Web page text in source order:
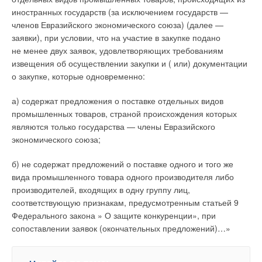
иностранных государств (за исключением государств —
членов Евразийского экономического союза) (далее —
заявки), при условии, что на участие в закупке подано
не менее двух заявок, удовлетворяющих требованиям
извещения об осуществлении закупки и ( или) документации
о закупке, которые одновременно:
а) содержат предложения о поставке отдельных видов
промышленных товаров, страной происхождения которых
являются только государства — члены Евразийского
экономического союза;
б) не содержат предложений о поставке одного и того же
вида промышленного товара одного производителя либо
производителей, входящих в одну группу лиц,
соответствующую признакам, предусмотренным статьей 9
Федерального закона » О защите конкуренции», при
сопоставлении заявок (окончательных предложений)…»
качество приборов соответствует всем стандартам.
Соответственно, десятилетняя гарантия, которую «Изотерм»
дает на свои медно-алюминиевые конвекторы, — это
гарантия с полной ответственностью. При этом сам срок
службы конвекторов предприятия при соблюдении правил
эксплуатации достигает пятидесяти лет.
Отмечу, что с 2004 года на предприятии внедрена
и функционирует сертифицированная система менеджмента
качества, соответствующая требованиям стандарта ИСО
9001–2015.
А в 2015 году на предприятии была проведена
модернизация производства теплообменников, приобретено
новое оборудование, что позволило повысить
производительность и увеличить мощность приборов
на величину до 40 процентов.
Ваш E-mail *
Текст комментария
их ввоза, что обусловлено факторами:
стабильный рост внутреннего спроса, как в рамках
монтажа отопительных приборов на объектах нового
строительства, так и в ходе их плановой замены при
осуществлении ремонтных работ;
исчерпание резервов для «вымывания» импортных
отопительных приборов с российского рынка внутреннего
включая обязательную сертификацию и усиление
таможенного администрирования;
достижение объемами импорта отопительных приборов
в Россию так называемого «мягкого дна», когда для
Читайте по теме:
→ Об утилизации тепловых отходов
ЖУРНАЛ СОК ИЮНЬ 2026